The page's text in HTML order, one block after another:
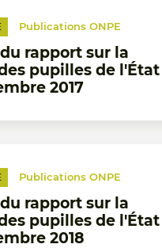
Publications ONPE
rapport sur la
pupilles de l'État
2017
Publications ONPE
rapport sur la
pupilles de l'État
2018